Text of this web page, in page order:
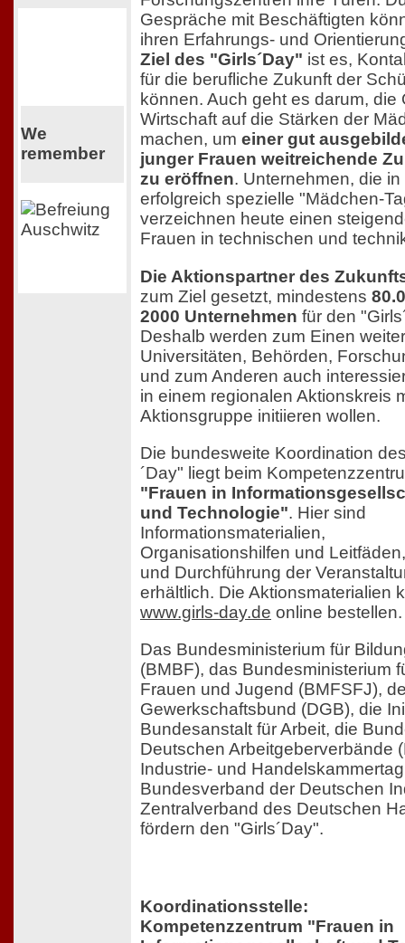
We
remember
Gespräche mit Beschäftigten
ihren Erfahrungs- und
Ziel des "Girls´Day" ist es,
für die berufliche Zukunft der
können. Auch geht es darum, die
Wirtschaft auf die Stärken der
machen, um einer gut
junger Frauen weitreichende
zu eröffnen. Unternehmen, die
erfolgreich spezielle "Mädchen-
verzeichnen heute einen
Frauen in technischen und
Die Aktionspartner des
zum Ziel gesetzt, mindestens
2000 Unternehmen für den
Deshalb werden zum Einen
Universitäten, Behörden,
und zum Anderen auch
in einem regionalen Aktionskreis
Aktionsgruppe initiieren wollen.
Die bundesweite Koordination
´Day" liegt beim
"Frauen in
und Technologie". Hier sind
Informationsmaterialien,
Organisationshilfen und
und Durchführung der
erhältlich. Die Aktionsmaterialien
www.girls-day.de online bestellen.
Das Bundesministerium für
(BMBF), das Bundesministerium
Frauen und Jugend (BMFSFJ),
Gewerkschaftsbund (DGB), die
Bundesanstalt für Arbeit, die
Deutschen Arbeitgeberverbände
Industrie- und
Bundesverband der Deutschen
Zentralverband des Deutschen
fördern den "Girls´Day".
Koordinationsstelle:
Kompetenzzentrum "Frauen in